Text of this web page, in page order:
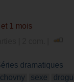
1 mois
dramatiques
sexe